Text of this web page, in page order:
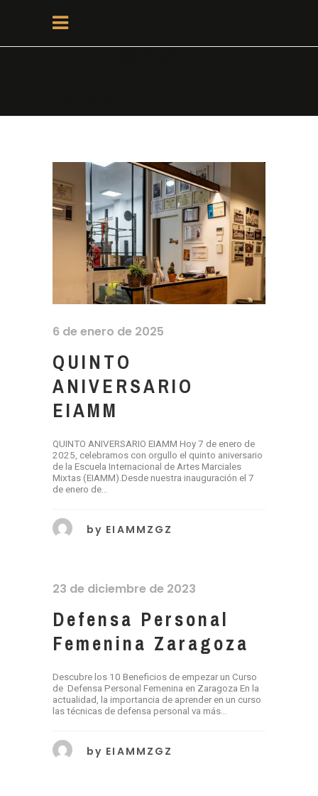
6 de enero de 2025
QUINTO
ANIVERSARIO
EIAMM
QUINTO ANIVERSARIO EIAMM Hoy 7 de enero de
2025, celebramos con orgullo el quinto aniversario
de la Escuela Internacional de Artes Marciales
Mixtas (EIAMM).Desde nuestra inauguración el 7
de enero de...
by EIAMMZGZ
23 de diciembre de 2023
Defensa Personal
Femenina Zaragoza
Descubre los 10 Beneficios de empezar un Curso
de Defensa Personal Femenina en Zaragoza En la
actualidad, la importancia de aprender en un curso
las técnicas de defensa personal va más...
by EIAMMZGZ